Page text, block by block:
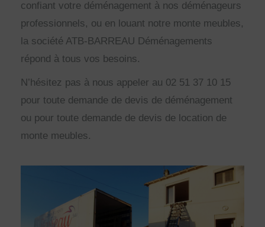
confiant votre déménagement à nos déménageurs
professionnels, ou en louant notre monte meubles,
la société ATB-BARREAU Déménagements
répond à tous vos besoins.
N’hésitez pas à nous appeler au 02 51 37 10 15
pour toute demande de devis de déménagement
ou pour toute demande de devis de location de
monte meubles.